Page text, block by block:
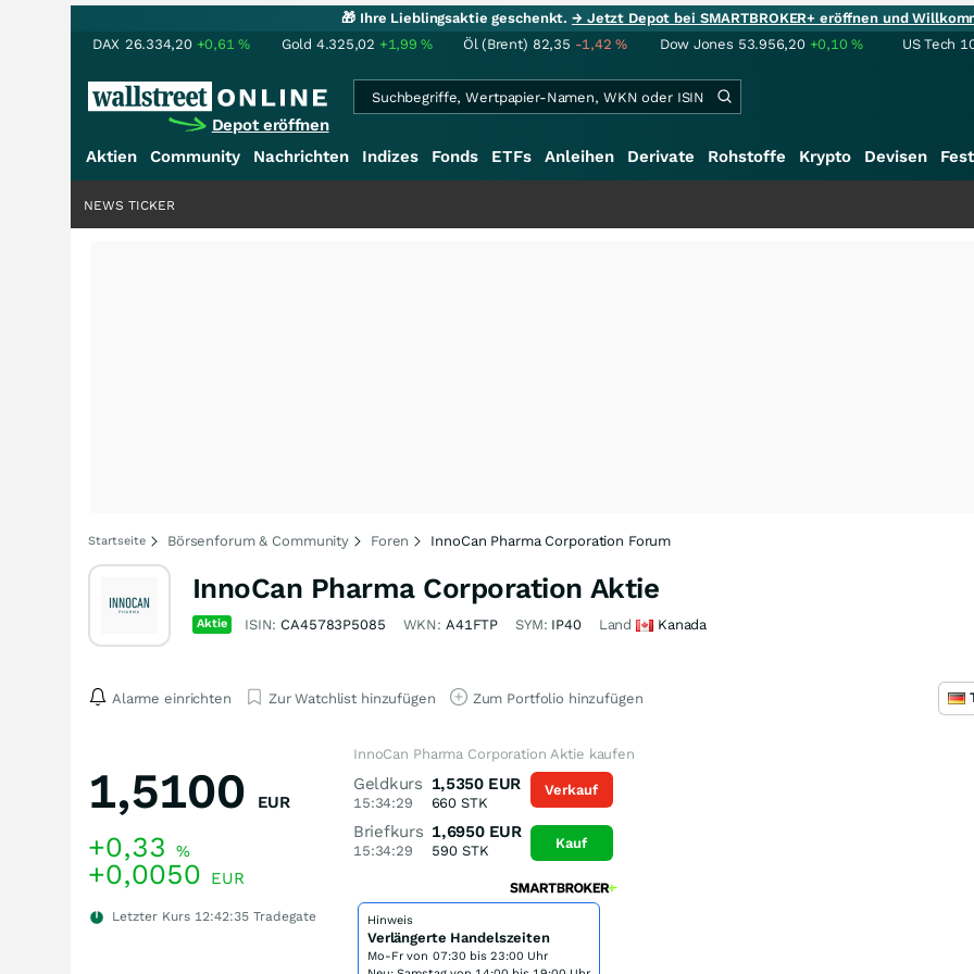
🎁 Ihre Lieblingsaktie geschenkt.→ Jetzt Depot bei SMARTBROKER+ eröffnen und
DAX 26.334,20 +0,61% Gold 4.325,02 +1,99% Öl (Brent) 82,35 -1,42% Dow Jones 53.956,20 +0,10% US Tech
Depot eröffnen
Aktien Community Nachrichten Indizes Fonds ETFs Anleihen Derivate Rohstoffe Krypto Devisen
NEWS TICKER
Startseite Börsenforum & Community Foren InnoCan Pharma Corporation Forum
InnoCan Pharma Corporation Aktie
Aktie ISIN: CA45783P5085 WKN: A41FTP SYM: IP40 Land Kanada
Alarme einrichten Zur Watchlist hinzufügen Zum Portfolio hinzufügen
1,5100 EUR
+0,33 %
+0,0050 EUR
Letzter Kurs 12:42:35 Tradegate
InnoCan Pharma Corporation Aktie kaufen
Geldkurs
15:34:29
1,5350 EUR
660 STK
Briefkurs
15:34:29
1,6950 EUR
590STK
Verkauf
Kauf
Hinweis
Verlängerte Handelszeiten
Mo-Fr von 07:30 bis 23:00 Uhr